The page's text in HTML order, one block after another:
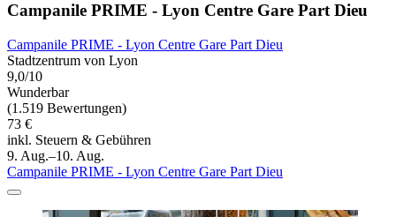
Campanile PRIME - Lyon Centre Gare Part Dieu
Campanile PRIME - Lyon Centre Gare Part Dieu
Stadtzentrum von Lyon
9,0/10
Wunderbar
(1.519 Bewertungen)
73 €
inkl. Steuern & Gebühren
9. Aug.–10. Aug.
Campanile PRIME - Lyon Centre Gare Part Dieu